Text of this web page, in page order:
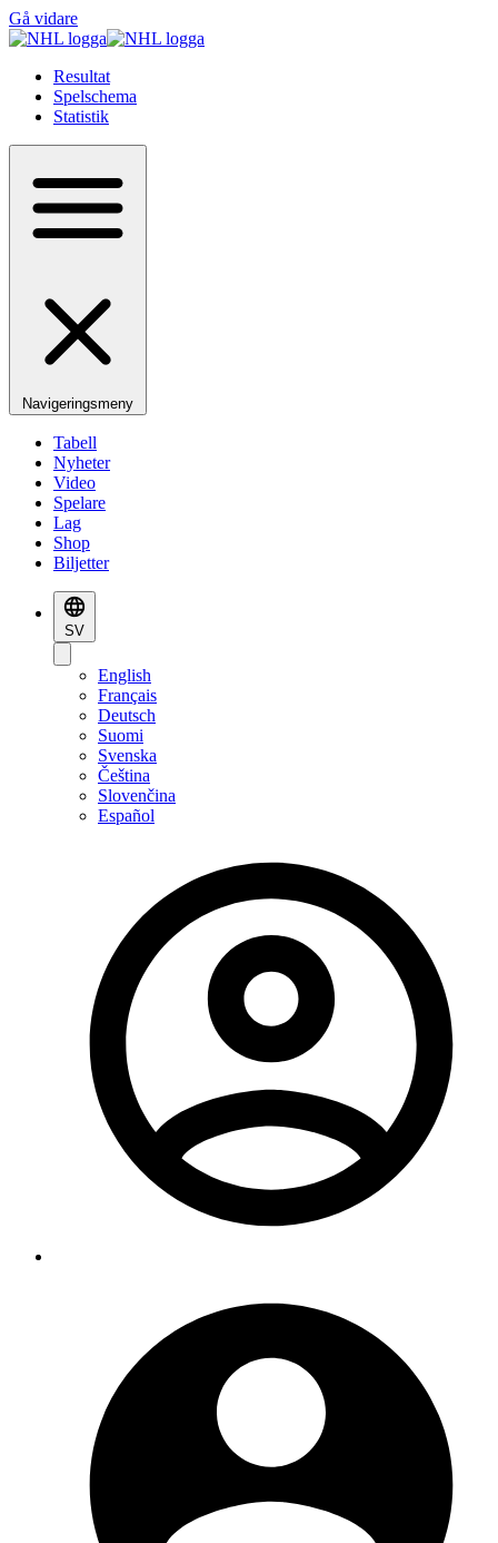
Gå vidare
Resultat
Spelschema
Statistik
Navigeringsmeny
Tabell
Nyheter
Video
Spelare
Lag
Shop
Biljetter
SV
English
Français
Deutsch
Suomi
Svenska
Čeština
Slovenčina
Español